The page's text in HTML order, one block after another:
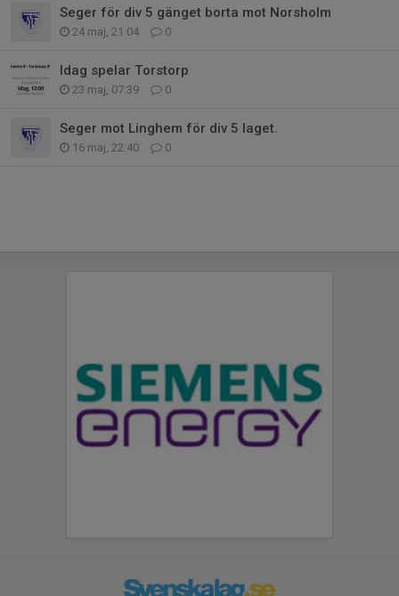
Seger för div 5 gänget borta mot Norsholm
24 maj, 21:04 0
Idag spelar Torstorp
23 maj, 07:39 0
Seger mot Linghem för div 5 laget.
16 maj, 22:40 0